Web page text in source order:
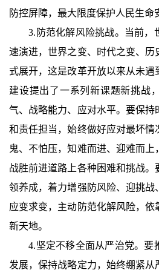
防控屏障，最大限度保护人民生命
3.防范化解风险挑战。当前，
速演进，世界之变、时代之变、历
式展开，这是改革开放以来从未遇
建设提出了一系列新课题新挑战
气、战略能力、应对水平。要保持
和责任担当，始终做好应对最坏情
鬼、不怕压，知难而进、迎难而
战胜前进道路上各种困难和挑战
领养成，着力增强防风险、迎挑战
应变求变，主动防范化解风险，
新天地。
4.坚定不移全面从严治党。要
发展，保持战略定力，始终绷紧